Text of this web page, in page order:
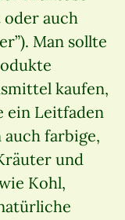
auch
Man sollte
kaufen,
ein Leitfaden
auch farbige,
und
Kohl,